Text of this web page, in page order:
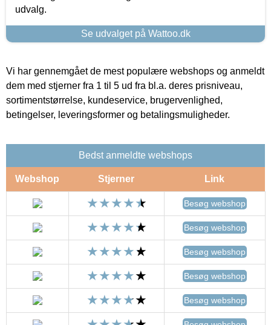
udvalg.
Se udvalget på Wattoo.dk
Vi har gennemgået de mest populære webshops og anmeldt
dem med stjerner fra 1 til 5 ud fra bl.a. deres prisniveau,
sortimentstørrelse, kundeservice, brugervenlighed,
betingelser, leveringsformer og betalingsmuligheder.
Bedst anmeldte webshops
Webshop Stjerner Link
Besøg webshop
Besøg webshop
Besøg webshop
Besøg webshop
Besøg webshop